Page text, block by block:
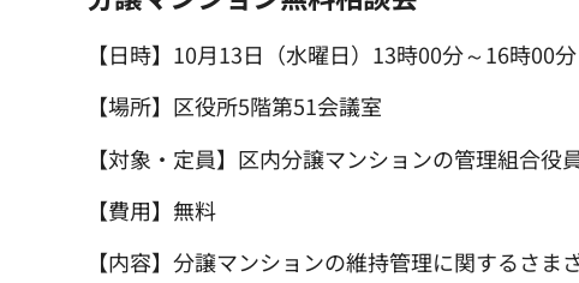
【日時】10月13日（水曜日）13時00分～16時00
【場所】区役所5階第51会議室
【対象・定員】区内分譲マンションの管理組合役
【費用】無料
【内容】分譲マンションの維持管理に関するさ